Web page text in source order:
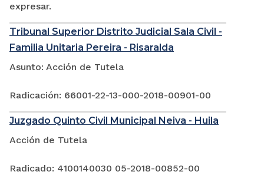
expresar.
Tribunal Superior Distrito Judicial Sala Civil -
Familia Unitaria Pereira - Risaralda
Asunto: Acción de Tutela
Radicación: 66001-22-13-000-2018-00901-00
Juzgado Quinto Civil Municipal Neiva - Huila
Acción de Tutela
Radicado: 4100140030 05-2018-00852-00